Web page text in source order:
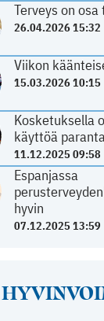
Terveys on
26.04.2026 15:32
Viikon
15.03.2026 10:15
Kosketuksella
käyttöä
11.12.2025 09:58
Espanjassa
hyvin
07.12.2025 13:59